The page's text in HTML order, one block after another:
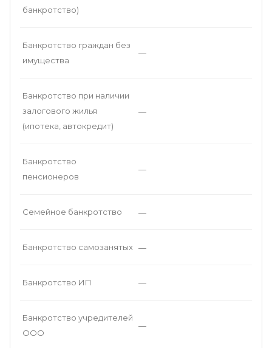
банкротство)
Банкротство граждан без
имущества
—
Банкротство при наличии
залогового жилья
(ипотека, автокредит)
—
Банкротство
пенсионеров
—
Семейное банкротство —
Банкротство самозанятых —
Банкротство ИП —
Банкротство учредителей
ООО
—